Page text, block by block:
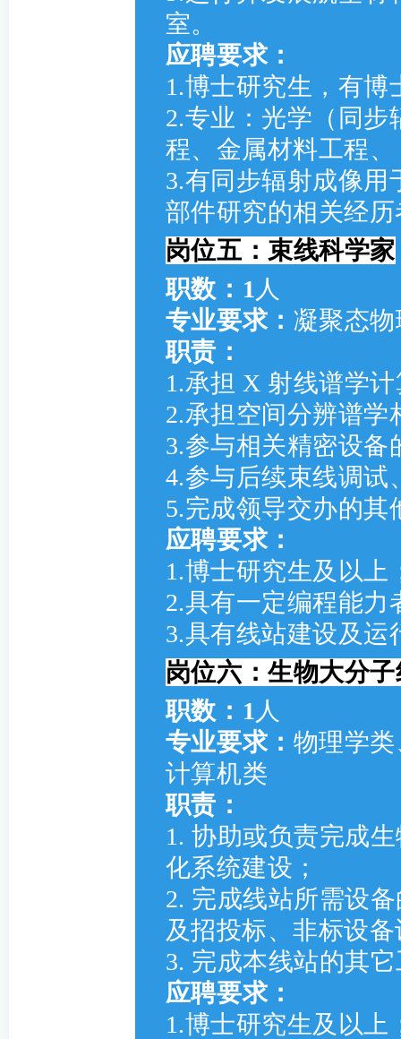
室。
应聘要求：
1.博士研究生，有博
2.专业：光学（同
程、金属材料工程
3.有同步辐射成像
部件研究的相关经
岗位五： 束线科学家
职数：1 人
专业要求： 凝聚态
职责：
1.承担 X 射线谱学
2.承担空间分辨谱学
3.参与相关精密设备
4.参与后续束线调试
5.完成领导交办的其
应聘要求：
1.博士研究生及以上
2.具有一定编程能力
3.具有线站建设及运
岗位六：生物大分
职数：1 人
专业要求： 物理学
计算机类
职责：
1. 协助或负责完成
化系统建设；
2. 完成线站所需设
及招投标、非标设
3. 完成本线站的其
应聘要求：
1.博士研究生及以上